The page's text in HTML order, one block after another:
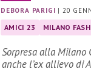
DEBORA PARIGI | 20
AMICI 23 MILANO
Sorpresa alla Milano
anche l’ex allievo di